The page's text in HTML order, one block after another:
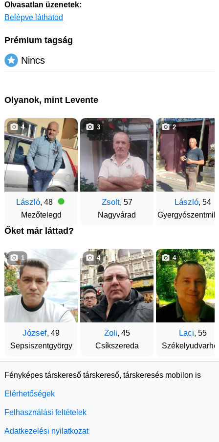
Olvasatlan üzenetek:
Belépve láthatod
Prémium tagság
Nincs
Olyanok, mint Levente
László, 48
Mezőtelegd
4
Zsolt, 57
Nagyvárad
3
László, 54
2
Őket már láttad?
József, 49
Sepsiszentgyörgy
1
Zoli, 45
Csíkszereda
4
Laci, 55
4
Fényképes társkereső társkereső, társkeresés mobilon is
Elérhetőségek
Felhasználási feltételek
Adatkezelési nyilatkozat